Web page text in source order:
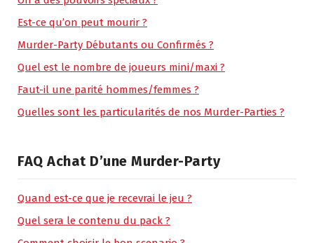
Est-ce qu’on peut mourir ?
Murder-Party Débutants ou Confirmés ?
Quel est le nombre de joueurs mini/maxi ?
Faut-il une parité hommes/femmes ?
Quelles sont les particularités de nos Murder-Parties ?
FAQ Achat D’une Murder-Party
Quand est-ce que je recevrai le jeu ?
Quel sera le contenu du pack ?